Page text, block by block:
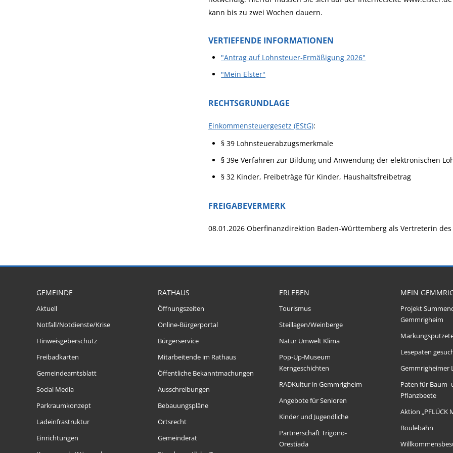
kann bis zu zwei Wochen dauern.
VERTIEFENDE INFORMATIONEN
"Antrag auf Lohnsteuer-Ermäßigung 2026"
"Mein Elster"
RECHTSGRUNDLAGE
Einkommensteuergesetz (EStG):
§ 39 Lohnsteuerabzugsmerkmale
§ 39e Verfahren zur Bildung und Anwendung der elektronischen
§ 32 Kinder, Freibeträge für Kinder, Haushaltsfreibetrag
FREIGABEVERMERK
08.01.2026 Oberfinanzdirektion Baden-Württemberg als Vertreterin
GEMEINDE
Aktuell
Notfall/Notdienste/Krise
Hinweisgeberschutz
Freibadkarten
Gemeindeamtsblatt
Social Media
Parkraumkonzept
Ladeinfrastruktur
Einrichtungen
RATHAUS
Öffnungszeiten
Online-Bürgerportal
Bürgerservice
Mitarbeitende im Rathaus
Öffentliche Bekanntmachungen
Ausschreibungen
Bebauungspläne
Ortsrecht
Gemeinderat
ERLEBEN
Tourismus
Steillagen/Weinberge
Natur Umwelt Klima
Pop-Up-Museum
Kerngeschichten
RADKultur in Gemmrigheim
Angebote für Senioren
Kinder und Jugendliche
Partnerschaft Trigono-
Orestiada
MEIN
Projekt
Gemmrigheim
Lesepaten
Gemmrigheimer
Paten für Baum-
Pflanzbeete
Aktion „PFLÜCK
Boulebahn